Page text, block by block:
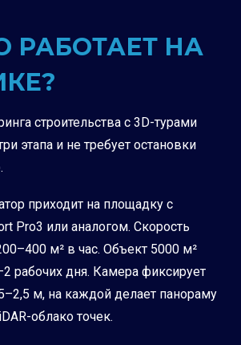
РАБОТАЕТ НА
строительства с 3D-турами
этапа и не требует остановки
приходит на площадку с
Pro3 или аналогом. Скорость
м² в час. Объект 5000 м²
рабочих дня. Камера фиксирует
м, на каждой делает панораму
облако точек.